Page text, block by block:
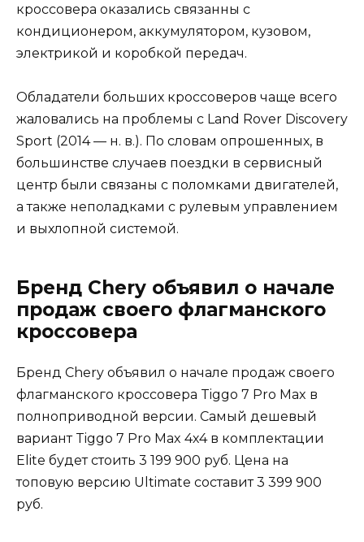
кроссовера оказались связанны с
кондиционером, аккумулятором, кузовом,
электрикой и коробкой передач.
Обладатели больших кроссоверов чаще всего
жаловались на проблемы с Land Rover Discovery
Sport (2014 — н. в.). По словам опрошенных, в
большинстве случаев поездки в сервисный
центр были связаны с поломками двигателей,
а также неполадками с рулевым управлением
и выхлопной системой.
Бренд Chery объявил о начале
продаж своего флагманского
кроссовера
Бренд Chery объявил о начале продаж своего
флагманского кроссовера Tiggo 7 Pro Max в
полноприводной версии. Самый дешевый
вариант Tiggo 7 Pro Max 4х4 в комплектации
Elite будет стоить 3 199 900 руб. Цена на
топовую версию Ultimate составит 3 399 900
руб.